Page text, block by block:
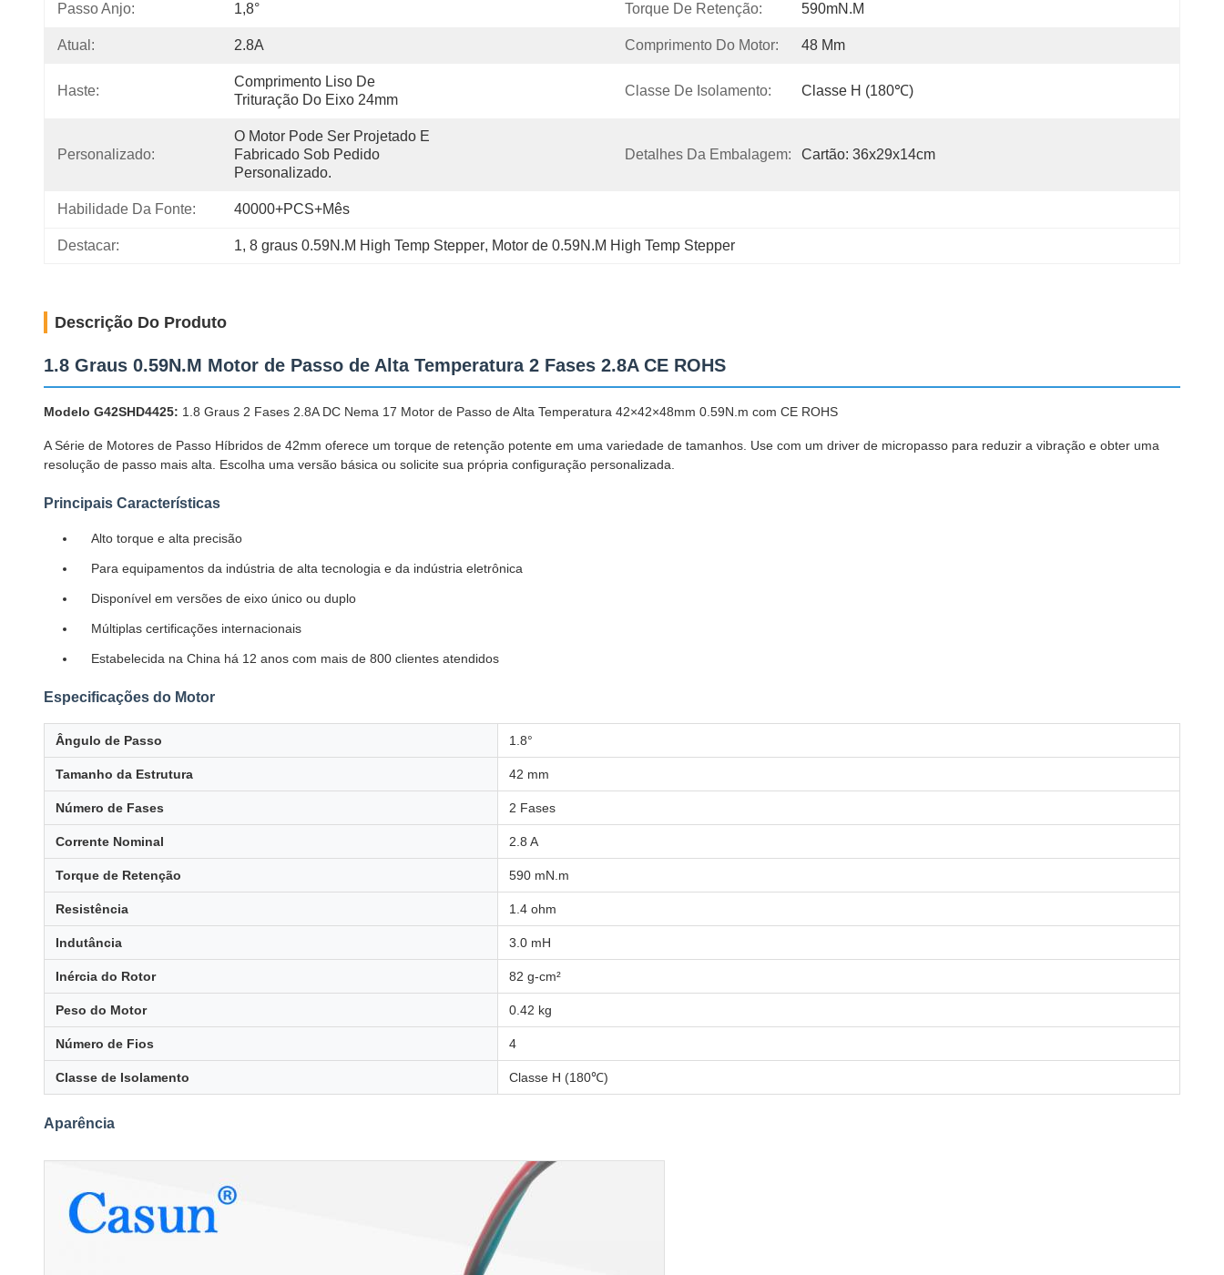
Passo Anjo: 1,8° Torque De Retenção: 590mN.m
Atual: 2.8A Comprimento Do Motor: 48 Mm
Haste:
Comprimento Liso De
Trituração Do Eixo 24mm
Classe De Isolamento: Classe H (180℃)
Personalizado:
O Motor Pode Ser Projetado E
Fabricado Sob Pedido
Personalizado.
Detalhes Da Embalagem: Cartão: 36x29x14cm
Habilidade Da Fonte: 40000+PCS+Mês
Destacar: 1, 8 graus 0.59N.M High Temp Stepper, Motor de 0.59N.M High Temp Stepper
Descrição Do Produto
1.8 Graus 0.59N.M Motor de Passo de Alta Temperatura 2 Fases 2.8A CE ROHS
Modelo G42SHD4425: 1.8 Graus 2 Fases 2.8A DC Nema 17 Motor de Passo de Alta Temperatura 42×42×48mm 0.59N.m com CE ROHS
A Série de Motores de Passo Híbridos de 42mm oferece um torque de retenção potente em uma variedade de tamanhos. Use com um driver de micropasso para reduzir a vibração e obter uma
resolução de passo mais alta. Escolha uma versão básica ou solicite sua própria configuração personalizada.
Principais Características
Alto torque e alta precisão
Para equipamentos da indústria de alta tecnologia e da indústria eletrônica
Disponível em versões de eixo único ou duplo
Múltiplas certificações internacionais
Estabelecida na China há 12 anos com mais de 800 clientes atendidos
Especificações do Motor
Ângulo de Passo 1.8°
Tamanho da Estrutura 42 mm
Número de Fases 2 Fases
Corrente Nominal 2.8 A
Torque de Retenção 590 mN.m
Resistência 1.4 ohm
Indutância 3.0 mH
Inércia do Rotor 82 g-cm²
Peso do Motor 0.42 kg
Número de Fios 4
Classe de Isolamento Classe H (180℃)
Aparência